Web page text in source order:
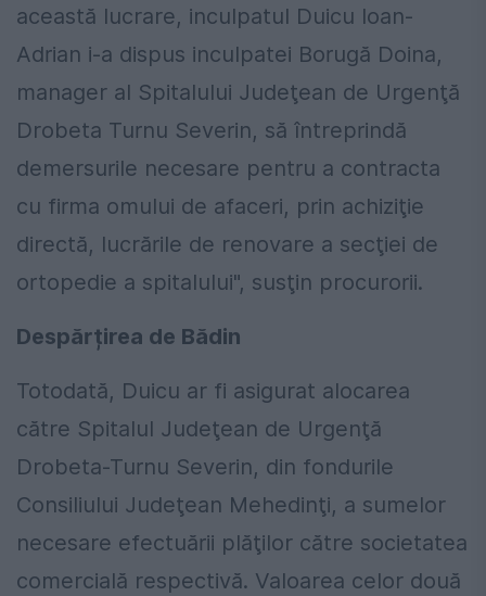
această lucrare, inculpatul Duicu Ioan-
Adrian i-a dispus inculpatei Borugă Doina,
manager al Spitalului Judeţean de Urgenţă
Drobeta Turnu Severin, să întreprindă
demersurile necesare pentru a contracta
cu firma omului de afaceri, prin achiziţie
directă, lucrările de renovare a secţiei de
ortopedie a spitalului", susţin procurorii.
Despărțirea de Bădin
Totodată, Duicu ar fi asigurat alocarea
către Spitalul Judeţean de Urgenţă
Drobeta-Turnu Severin, din fondurile
Consiliului Judeţean Mehedinţi, a sumelor
necesare efectuării plăţilor către societatea
comercială respectivă. Valoarea celor două